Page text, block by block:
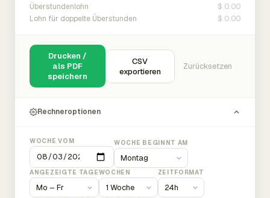
Überstundenlohn $ 0.00
Lohn für doppelte Überstunden $ 0.00
Drucken /
als PDF
speichern
CSV
exportieren
Zurücksetzen
Rechneroptionen
WOCHE VOM WOCHE BEGINNT AM
ANGEZEIGTE TAGEWOCHEN ZEITFORMAT